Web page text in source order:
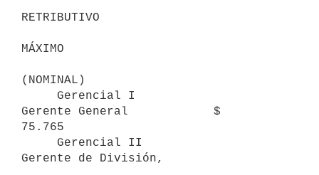
RETRIBUTIVO
MÁXIMO
(NOMINAL)
Gerente General            $
75.765
Gerente de División,